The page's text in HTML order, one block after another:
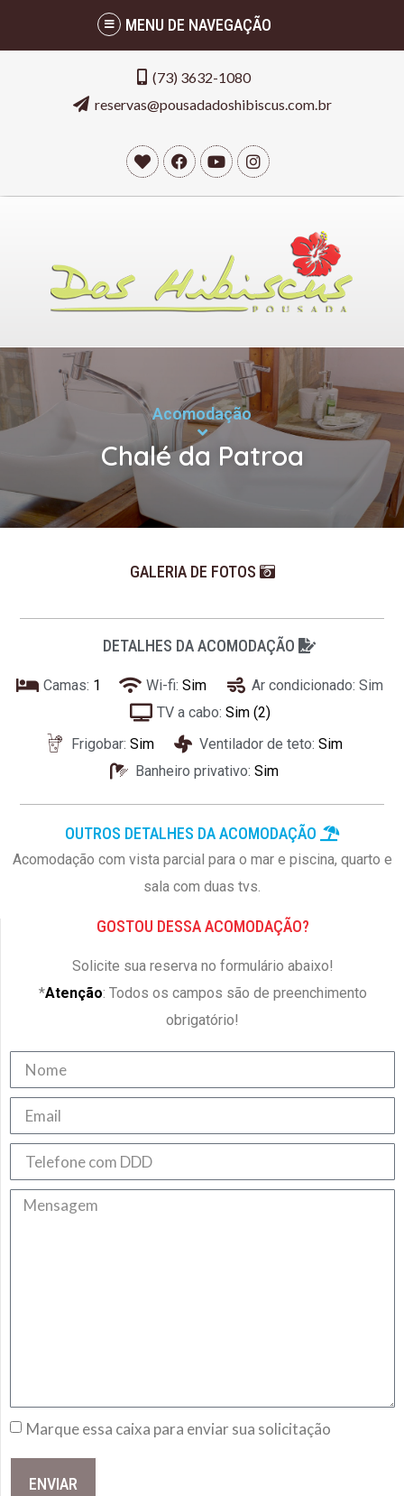
MENU DE NAVEGAÇÃO
(73) 3632-1080
reservas@pousadadoshibiscus.com.br
Acomodação
Chalé da Patroa
GALERIA DE FOTOS
DETALHES DA ACOMODAÇÃO
Camas: 1 Wi-fi: Sim
Ar condicionado: Sim
TV a cabo: Sim (2)
Frigobar: Sim Ventilador de teto: Sim
Banheiro privativo: Sim
OUTROS DETALHES DA ACOMODAÇÃO
Acomodação com vista parcial para o mar e piscina, quarto e
sala com duas tvs.
GOSTOU DESSA ACOMODAÇÃO?
Solicite sua reserva no formulário abaixo!
*Atenção: Todos os campos são de preenchimento
obrigatório!
Marque essa caixa para enviar sua solicitação
ENVIAR